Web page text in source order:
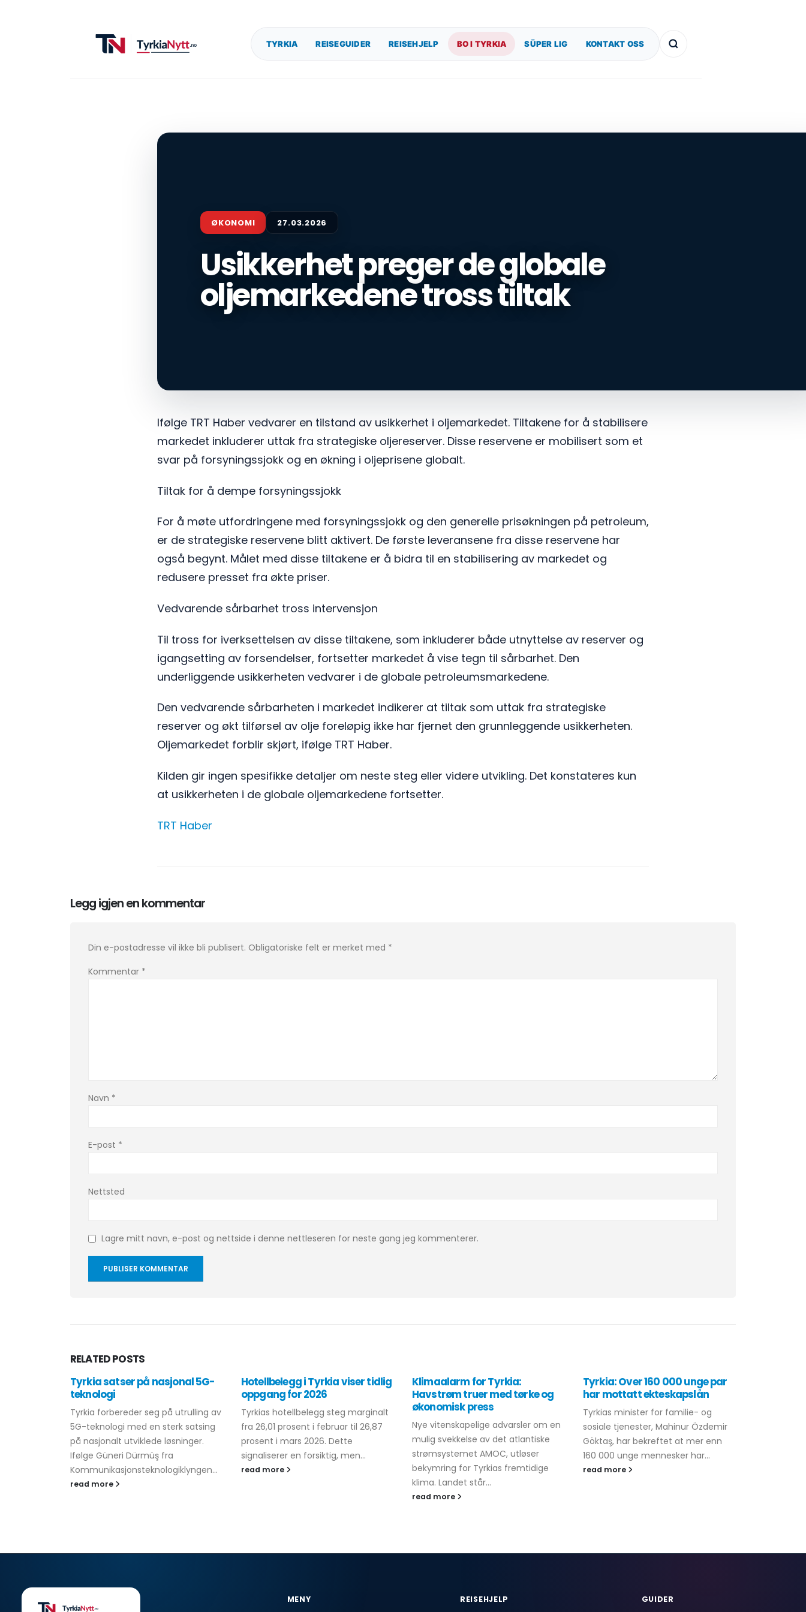
TYRKIA REISEGUIDER REISEHJELP BO I TYRKIA SÜPER LIG KONTAKT OSS
ØKONOMI 27.03.2026
Usikkerhet preger de globale
oljemarkedene tross tiltak
Ifølge TRT Haber vedvarer en tilstand av usikkerhet i oljemarkedet. Tiltakene for å stabilisere
markedet inkluderer uttak fra strategiske oljereserver. Disse reservene er mobilisert som et
svar på forsyningssjokk og en økning i oljeprisene globalt.
Tiltak for å dempe forsyningssjokk
For å møte utfordringene med forsyningssjokk og den generelle prisøkningen på petroleum,
er de strategiske reservene blitt aktivert. De første leveransene fra disse reservene har
også begynt. Målet med disse tiltakene er å bidra til en stabilisering av markedet og
redusere presset fra økte priser.
Vedvarende sårbarhet tross intervensjon
Til tross for iverksettelsen av disse tiltakene, som inkluderer både utnyttelse av reserver og
igangsetting av forsendelser, fortsetter markedet å vise tegn til sårbarhet. Den
underliggende usikkerheten vedvarer i de globale petroleumsmarkedene.
Den vedvarende sårbarheten i markedet indikerer at tiltak som uttak fra strategiske
reserver og økt tilførsel av olje foreløpig ikke har fjernet den grunnleggende usikkerheten.
Oljemarkedet forblir skjørt, ifølge TRT Haber.
Kilden gir ingen spesifikke detaljer om neste steg eller videre utvikling. Det konstateres kun
at usikkerheten i de globale oljemarkedene fortsetter.
TRT Haber
Legg igjen en kommentar
Din e-postadresse vil ikke bli publisert. Obligatoriske felt er merket med *
Kommentar *
Navn *
E-post *
Nettsted
Lagre mitt navn, e-post og nettside i denne nettleseren for neste gang jeg kommenterer.
RELATEDPOSTS
Tyrkia satser på nasjonal 5G-
teknologi
Tyrkia forbereder seg på utrulling av
5G-teknologi med en sterk satsing
på nasjonalt utviklede løsninger.
Ifølge Güneri Dürmüş fra
Kommunikasjonsteknologiklyngen...
read more
Hotellbelegg i Tyrkia viser tidlig
oppgang for 2026
Tyrkias hotellbelegg steg marginalt
fra 26,01 prosent i februar til 26,87
prosent i mars 2026. Dette
signaliserer en forsiktig, men...
read more
Klimaalarm for Tyrkia:
Havstrøm truer med tørke og
økonomisk press
Nye vitenskapelige advarsler om en
mulig svekkelse av det atlantiske
strømsystemet AMOC, utløser
bekymring for Tyrkias fremtidige
klima. Landet står...
read more
Tyrkia: Over 160 000 unge par
har mottatt ekteskapslån
Tyrkias minister for familie- og
sosiale tjenester, Mahinur Özdemir
Göktaş, har bekreftet at mer enn
160 000 unge mennesker har...
read more
MENY REISEHJELP GUIDER